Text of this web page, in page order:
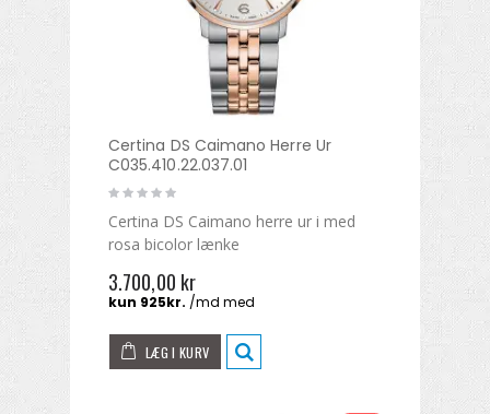
Certina DS Caimano Herre Ur
C035.410.22.037.01
Certina DS Caimano herre ur i med
rosa bicolor lænke
3.700,00 kr
LÆG I KURV